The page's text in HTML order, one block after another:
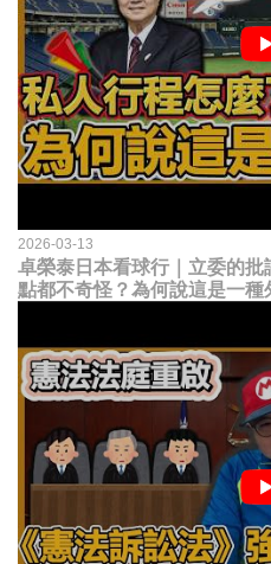
2026-03-13
卓榮泰日本看球行｜立委的
點都不奇怪？為何說這是一種